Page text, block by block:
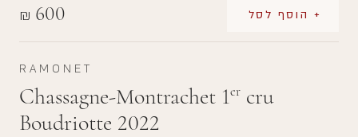
₪ 600 + הוסף לסל
RAMONET
Chassagne-Montrachet 1er cru
Boudriotte 2022